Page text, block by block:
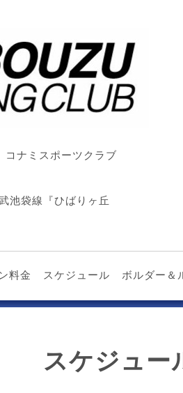
ナミスポーツクラブ
袋線『ひばりヶ丘
料金 スケジュール ボルダー＆
スケジュー